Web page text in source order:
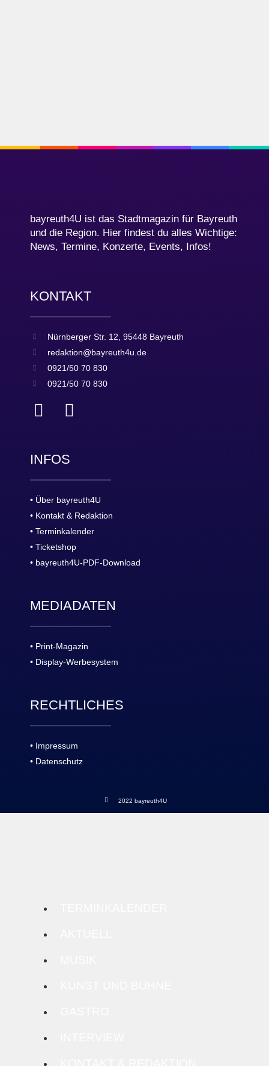
bayreuth4U ist das Stadtmagazin für Bayreuth
und die Region. Hier findest du alles Wichtige:
News, Termine, Konzerte, Events, Infos!
KONTAKT
Nürnberger Str. 12, 95448 Bayreuth
redaktion@bayreuth4u.de
0921/50 70 830
0921/50 70 830
INFOS
• Über bayreuth4U
• Kontakt & Redaktion
• Terminkalender
• Ticketshop
• bayreuth4U-PDF-Download
MEDIADATEN
• Print-Magazin
• Display-Werbesystem
RECHTLICHES
• Impressum
• Datenschutz
2022 bayreuth4U